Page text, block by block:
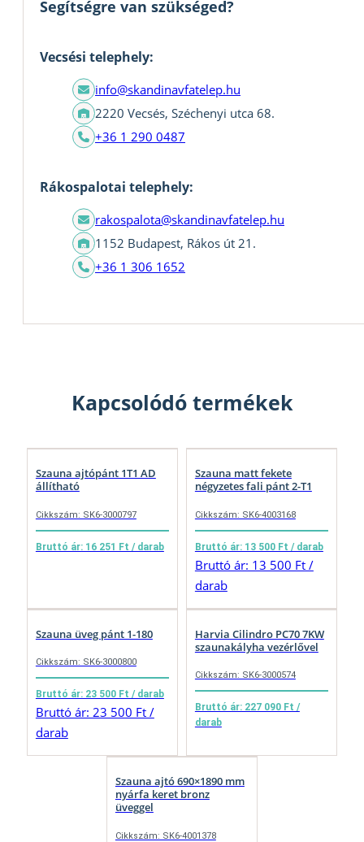
Segítségre van szükséged?
Vecsési telephely:
info@skandinavfatelep.hu
2220 Vecsés, Széchenyi utca 68.
+36 1 290 0487
Rákospalotai telephely:
rakospalota@skandinavfatelep.hu
1152 Budapest, Rákos út 21.
+36 1 306 1652
Kapcsolódó termékek
Szauna ajtópánt 1T1 AD
állítható
Cikkszám: SK6-3000797
Bruttó ár: 16 251 Ft / darab
Szauna matt fekete
négyzetes fali pánt 2-T1
Cikkszám: SK6-4003168
Bruttó ár: 13 500 Ft / darab
Bruttó ár: 13 500 Ft /
darab
Szauna üveg pánt 1-180
Cikkszám: SK6-3000800
Bruttó ár: 23 500 Ft / darab
Bruttó ár: 23 500 Ft /
darab
Harvia Cilindro PC70 7KW
szaunakályha vezérlővel
Cikkszám: SK6-3000574
Bruttó ár: 227 090 Ft /
darab
Szauna ajtó 690×1890 mm
nyárfa keret bronz
üveggel
Cikkszám: SK6-4001378